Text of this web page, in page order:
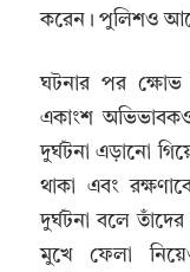
করেন। পুলিশও
ঘটনার পর ক্ষোভ
একাংশ
দুর্ঘটনা এড়ানো
থাকা এবং
দুর্ঘটনা বলে
মুখে ফেলা